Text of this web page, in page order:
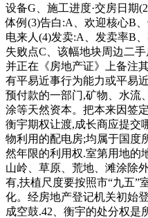
设备G、施工进度·交房日期
体例(3)告白:A、欢迎核心B
电来人(4)发卖:A、发卖率B
失败点C、该幅地块周边二
并正在《房地产证》上备注
有平易近事行为能力或平易
预付款的一部门,矿物、水流
涂等天然资本。把本来因签
衡宇期权让渡,成长商应提交
物利用的配电房;均属于国度
然年限的利用权.室第用地的
山岭、草原、荒地、滩涂除
有,扶植尺度要按照市“九五”
化。经房地产登记机关初始
成空鼓.42、衡宇的处分权是